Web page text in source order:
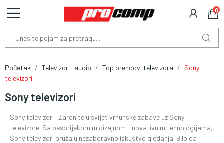
0
Početak Televizori i audio Top brendovi televizora
Sony
televizori
Sony televizori
Sony televizori | Zaronite u svijet vrhunske zabave uz Sony
televizore! Sa besprijekornim dizajnom i inovativnim tehnologijama,
Sony televizori pružaju nezaboravno iskustvo gledanja. Bilo da